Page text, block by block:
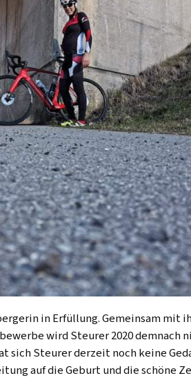
in Erfüllung. Gemeinsam mit
wird Steurer 2020 demnach
sich Steurer derzeit noch keine
auf die Geburt und die schöne